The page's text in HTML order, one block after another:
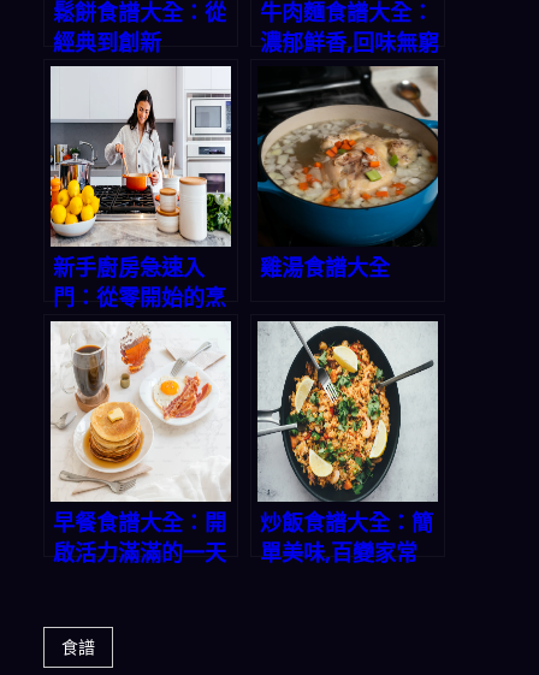
鬆餅食譜大全：從
經典到創新
牛肉麵食譜大全：
濃郁鮮香,回味無窮
新手廚房急速入
門：從零開始的烹
飪之旅
雞湯食譜大全
早餐食譜大全：開
啟活力滿滿的一天
炒飯食譜大全：簡
單美味,百變家常
食譜